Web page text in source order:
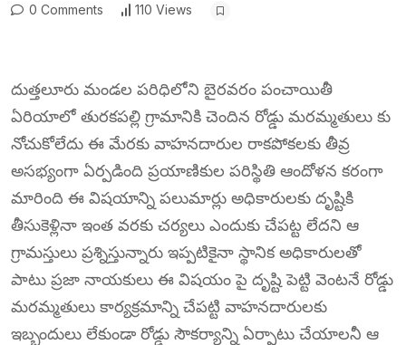
0 Comments 110 Views
దుత్తలూరు మండల పరిధిలోని బైరవరం పంచాయితీ
ఏరియాలో తురకపల్లి గ్రామానికి చెందిన రోడ్డు మరమ్మతులు కు
నోచుకోలేదు ఈ మేరకు వాహనదారుల రాకపోకలకు తీవ్ర
అసభ్యంగా ఏర్పడింది ప్రయాణికుల పరిస్థితి ఆందోళన కరంగా
మారింది ఈ విషయాన్ని పలుమార్లు అధికారులకు దృష్టికి
తీసుకెళ్లినా ఇంత వరకు చర్యలు ఎందుకు చేపట్ట లేదని ఆ
గ్రామస్తులు ప్రశ్నిస్తున్నారు ఇప్పటికైనా స్థానిక అధికారులతో
పాటు ప్రజా నాయకులు ఈ విషయం పై దృష్టి పెట్టి వెంటనే రోడ్డు
మరమ్మతులు కార్యక్రమాన్ని చేపట్టి వాహనదారులకు
ఇబ్బందులు లేకుండా రోడ్డు సౌకర్యాన్ని ఏర్పాటు చేయాలనీ ఆ